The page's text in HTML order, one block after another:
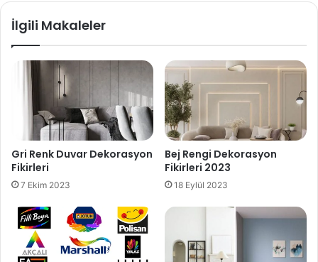
İlgili Makaleler
Gri Renk Duvar Dekorasyon
Fikirleri
7 Ekim 2023
Bej Rengi Dekorasyon
Fikirleri 2023
18 Eylül 2023